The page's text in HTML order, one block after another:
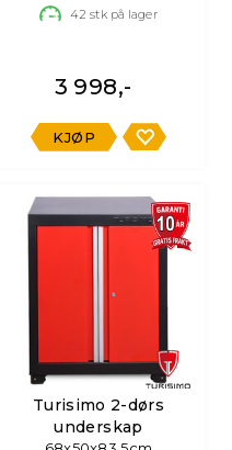
42 stk på lager
3 998,-
KJØP
Turisimo 2-dørs
underskap